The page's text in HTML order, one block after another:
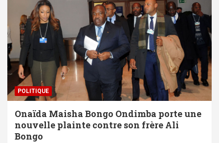
POLITIQUE
Onaïda Maisha Bongo Ondimba porte une
nouvelle plainte contre son frère Ali
Bongo